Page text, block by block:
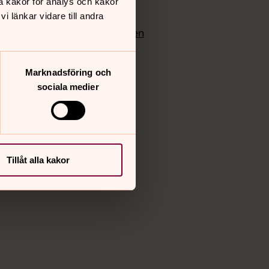
länkar vidare till andra
Marknadsföring och
sociala medier
Tillåt alla kakor
Instagram
Vimeo
Bloggportalen